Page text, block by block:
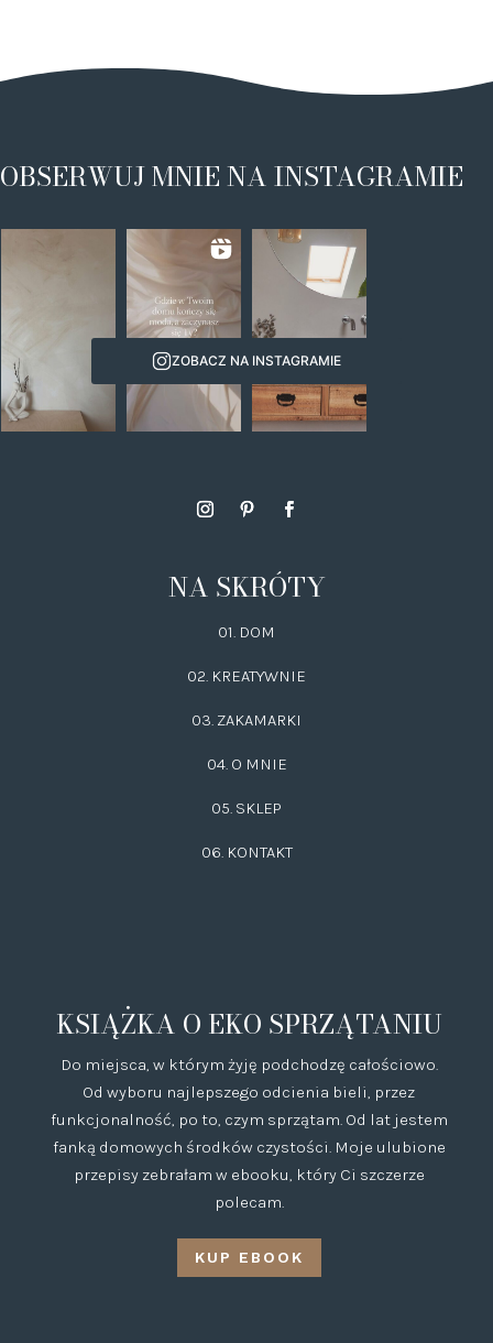
OBSERWUJ MNIE NA INSTAGRAMIE
ZOBACZ NA INSTAGRAMIE
NA SKRÓTY
01. DOM
02. KREATYWNIE
03. ZAKAMARKI
04. O MNIE
05. SKLEP
06. KONTAKT
KSIĄŻKA O EKO SPRZĄTANIU
Do miejsca, w którym żyję podchodzę całościowo.
Od wyboru najlepszego odcienia bieli, przez
funkcjonalność, po to, czym sprzątam. Od lat jestem
fanką domowych środków czystości. Moje ulubione
przepisy zebrałam w ebooku, który Ci szczerze
polecam.
KUP EBOOK